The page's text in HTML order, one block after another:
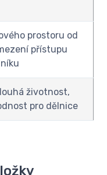
prostoru od
přístupu
životnost,
pro dělnice